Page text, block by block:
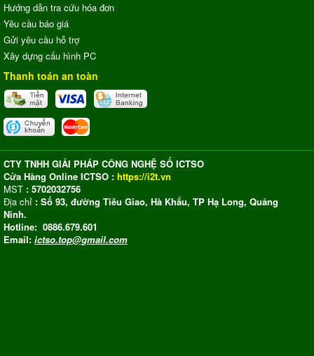
Hướng dẫn tra cứu hóa đơn
Yêu cầu báo giá
Gửi yêu cầu hỗ trợ
Xây dựng cấu hình PC
Thanh toán an toàn
CTY TNHH GIẢI PHÁP CÔNG NGHỆ SỐ ICTSO
Cửa Hàng Online ICTSO : https://i2t.vn
MST : 5702032756
Địa chỉ : Số 93, đường Tiêu Giao, Hà Khẩu, TP Hạ Long, Quảng
Ninh.
Hotline: 0886.679.601
Email: ictso.top@gmail.com